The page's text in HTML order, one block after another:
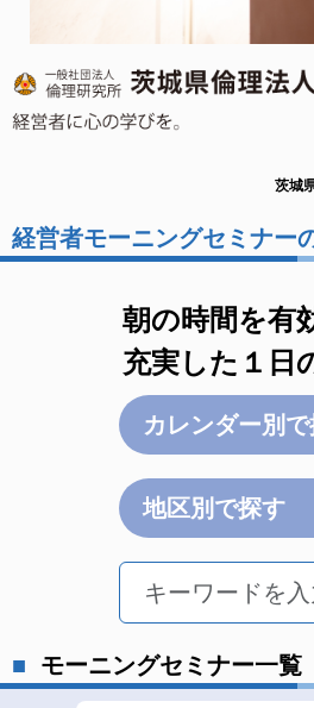
茨城
経営者モーニングセミナー
朝の時間を有
充実した１日
カレンダー別
地区別で探す
モーニングセミナー一覧